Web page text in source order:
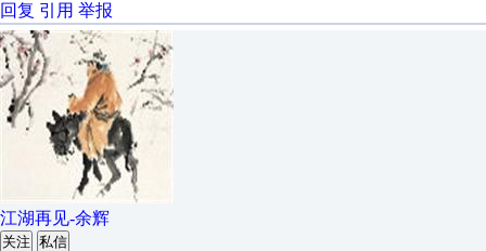
回复 引用 举报
江湖再见-余辉
关注 私信